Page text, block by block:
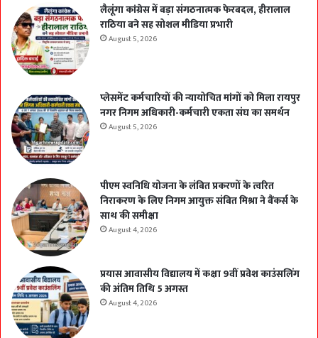
लैलूंगा कांग्रेस में बड़ा संगठनात्मक फेरबदल, हीरालाल
राठिया बने सह सोशल मीडिया प्रभारी
August 5, 2026
प्लेसमेंट कर्मचारियों की न्यायोचित मांगों को मिला रायपुर
नगर निगम अधिकारी-कर्मचारी एकता संघ का समर्थन
August 5, 2026
पीएम स्वनिधि योजना के लंबित प्रकरणों के त्वरित
निराकरण के लिए निगम आयुक्त संबित मिश्रा ने बैंकर्स के
साथ की समीक्षा
August 4, 2026
प्रयास आवासीय विद्यालय में कक्षा 9वीं प्रवेश काउंसलिंग
की अंतिम तिथि 5 अगस्त
August 4, 2026